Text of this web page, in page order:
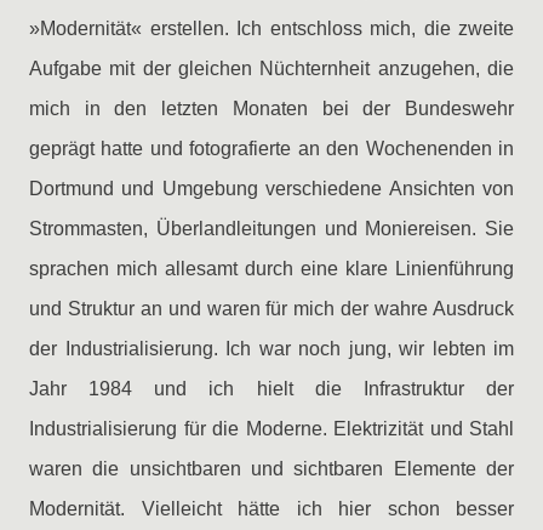
»Modernität« erstellen. Ich entschloss mich, die zweite
Aufgabe mit der gleichen Nüchternheit anzugehen, die
mich in den letzten Monaten bei der Bundeswehr
geprägt hatte und fotografierte an den Wochenenden in
Dortmund und Umgebung verschiedene Ansichten von
Strommasten, Überlandleitungen und Moniereisen. Sie
sprachen mich allesamt durch eine klare Linienführung
und Struktur an und waren für mich der wahre Ausdruck
der Industrialisierung. Ich war noch jung, wir lebten im
Jahr 1984 und ich hielt die Infrastruktur der
Industrialisierung für die Moderne. Elektrizität und Stahl
waren die unsichtbaren und sichtbaren Elemente der
Modernität. Vielleicht hätte ich hier schon besser